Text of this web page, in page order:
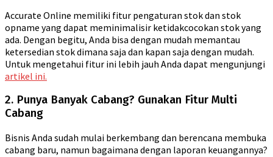
Accurate Online memiliki fitur pengaturan stok dan stok
opname yang dapat meminimalisir ketidakcocokan stok yang
ada. Dengan begitu, Anda bisa dengan mudah memantau
ketersedian stok dimana saja dan kapan saja dengan mudah.
Untuk mengetahui fitur ini lebih jauh Anda dapat mengunjungi
artikel ini.
2. Punya Banyak Cabang? Gunakan Fitur Multi
Cabang
Bisnis Anda sudah mulai berkembang dan berencana membuka
cabang baru, namun bagaimana dengan laporan keuangannya?